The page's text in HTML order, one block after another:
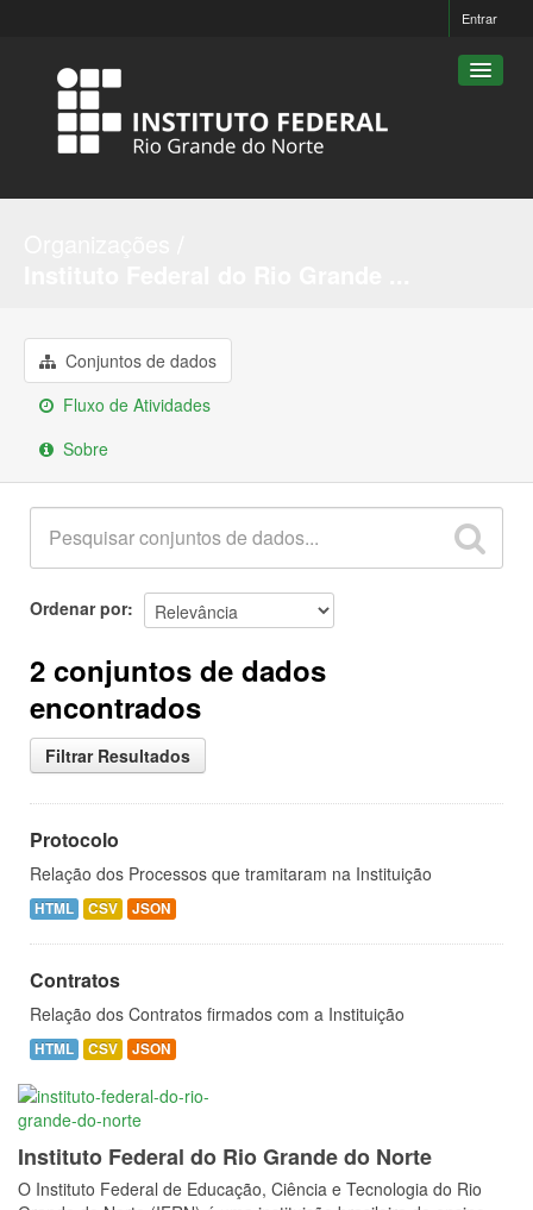
Entrar
Sobre
Conjuntos de dados
Fluxo de Atividades
Sobre
Ordenar por
2 conjuntos de dados
encontrados
Filtrar Resultados
Protocolo
Relação dos Processos que tramitaram na Instituição
HTML CSV JSON
Contratos
Relação dos Contratos firmados com a Instituição
HTML CSV JSON
Instituto Federal do Rio Grande do Norte
O Instituto Federal de Educação, Ciência e Tecnologia do Rio